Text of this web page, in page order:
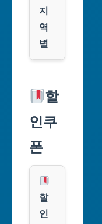
지
역
별
울
특
별
부
산
광
역
할
인쿠
폰
할
인